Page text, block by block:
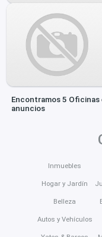
Encontramos 5 Oficinas
anuncios
Inmuebles
Hogar y Jardín
Belleza
Autos y Vehículos